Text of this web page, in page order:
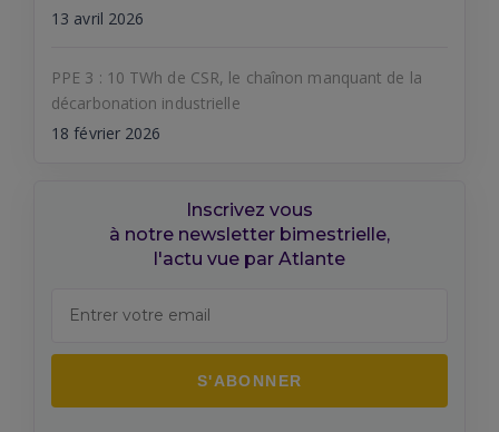
13 avril 2026
PPE 3 : 10 TWh de CSR, le chaînon manquant de la
décarbonation industrielle
18 février 2026
Inscrivez vous
à notre newsletter bimestrielle,
l'actu vue par Atlante